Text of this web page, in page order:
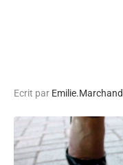
Ecrit par